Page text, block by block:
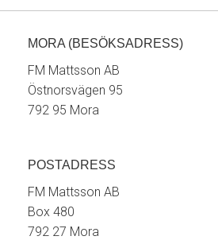
MORA (BESÖKSADRESS)
FM Mattsson AB
Östnorsvägen 95
792 95 Mora
POSTADRESS
FM Mattsson AB
Box 480
792 27 Mora